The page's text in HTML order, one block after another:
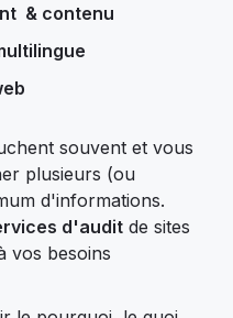
& contenu
souvent et vous
plusieurs (ou
d'informations.
d'audit de sites
vos besoins